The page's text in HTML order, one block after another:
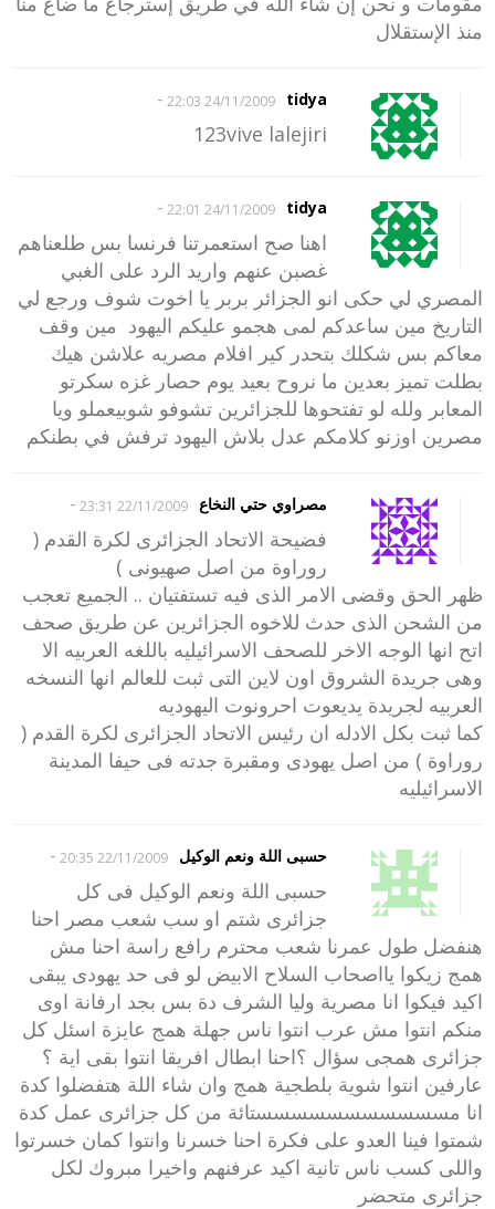
منذ الإستقلال
tidya
24/11/2009 22:03
-
123vive lalejiri
tidya
24/11/2009 22:01
-
اهنا صح استعمرتنا فرنسا بس طلعناهم
غصبن عنهم واريد الرد على الغبي
المصري لي حكى انو الجزائر بربر يا اخوت شوف ورجع لي
التاريخ مين ساعدكم لمى هجمو عليكم اليهود مين وقف
معاكم بس شكلك بتحدر كير افلام مصريه علاشن هيك
بطلت تميز بعدين ما نروح بعيد يوم حصار غزه سكرتو
المعابر ولله لو تفتحوها للجزائرين تشوفو شوبيعملو ويا
مصرين اوزنو كلامكم عدل بلاش اليهود ترفش في بطنكم
مصراوي حتي النخاع 22/11/2009 23:31
-
فضيحة الاتحاد الجزائرى لكرة القدم (
روراوة من اصل صهيونى )
ظهر الحق وقضى الامر الذى فيه تستفتيان .. الجميع تعجب
من الشحن الذى حدث للاخوه الجزائرين عن طريق صحف
اتح انها الوجه الاخر للصحف الاسرائيليه باللغه العربيه الا
وهى جريدة الشروق اون لاين التى ثبت للعالم انها النسخه
العربيه لجريدة يديعوت احرونوت اليهوديه
كما ثبت بكل الادله ان رئيس الاتحاد الجزائرى لكرة القدم (
روراوة ) من اصل يهودى ومقبرة جدته فى حيفا المدينة
الاسرائيليه
حسبى اللة ونعم الوكيل 22/11/2009 20:35
-
حسبى اللة ونعم الوكيل فى كل
جزائرى شتم او سب شعب مصر احنا
هنفضل طول عمرنا شعب محترم رافع راسة احنا مش
همج زيكوا يااصحاب السلاح الابيض لو فى حد يهودى يبقى
اكيد فيكوا انا مصرية وليا الشرف دة بس بجد ارفانة اوى
منكم انتوا مش عرب انتوا ناس جهلة همج عايزة اسئل كل
جزائرى همجى سؤال ؟احنا ابطال افريقا انتوا بقى اية ؟
عارفين انتوا شوية بلطجية همج وان شاء اللة هتفضلوا كدة
انا مسسسسسسسسسسستائة من كل جزائرى عمل كدة
شمتوا فينا العدو على فكرة احنا خسرنا وانتوا كمان خسرتوا
واللى كسب ناس تانية اكيد عرفنهم واخيرا مبروك لكل
جزائرى متحضر